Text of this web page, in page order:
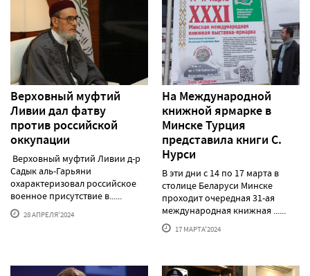
Верховный муфтий
Ливии дал фатву
против российской
оккупации
Верховный муфтий Ливии д-р
Садык аль-Гарьяни
охарактеризовал российское
военное присутствие в......
28 АПРЕЛЯ'2024
На Международной
книжной ярмарке в
Минске Турция
представила книги С.
Нурси
В эти дни с 14 по 17 марта в
столице Беларуси Минске
проходит очередная 31-ая
международная книжная ......
17 МАРТА'2024